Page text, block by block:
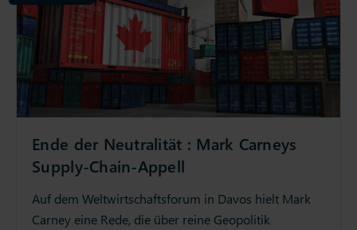
Ende der Neutralität : Mark Carneys
Supply-Chain-Appell
Auf dem Weltwirtschaftsforum in Davos hielt Mark
Carney eine Rede, die über reine Geopolitik